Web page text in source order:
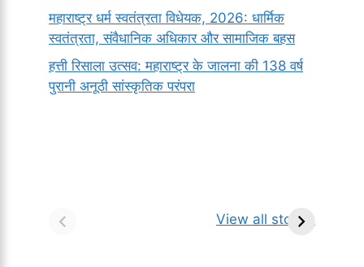
महाराष्ट्र धर्म स्वतंत्रता विधेयक, 2026: धार्मिक
स्वतंत्रता, संवैधानिक अधिकार और सामाजिक बहस
हत्ती रिसाला उत्सव: महाराष्ट्र के जालना की 138 वर्ष
पुरानी अनूठी सांस्कृतिक परंपरा
View all stories
किसे कहते है?
ज्योतिर्लिंग | नाम,